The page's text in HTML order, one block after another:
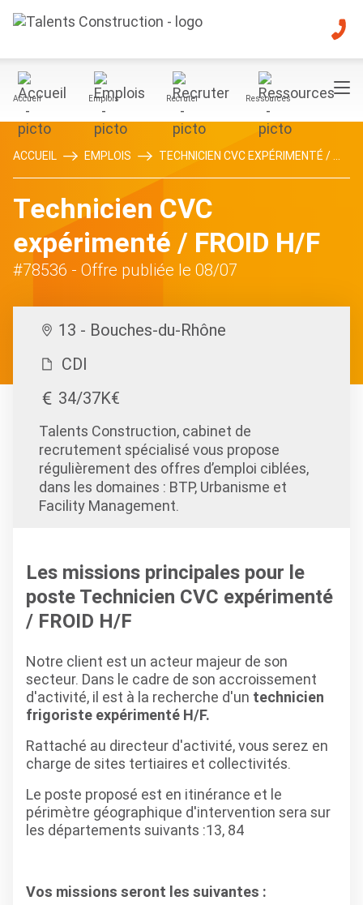
Accueil Emplois Recruter Ressources
ACCUEIL EMPLOIS TECHNICIEN CVC EXPÉRIMENTÉ / ...
Technicien CVC
expérimenté / FROID H/F
#78536 - Offre publiée le 08/07
13 - Bouches-du-Rhône
CDI
34/37K€
Talents Construction, cabinet de
recrutement spécialisé vous propose
régulièrement des offres d’emploi ciblées,
dans les domaines : BTP, Urbanisme et
Facility Management.
Les missions principales pour le
poste Technicien CVC expérimenté
/ FROID H/F
Notre client est un acteur majeur de son
secteur. Dans le cadre de son accroissement
d'activité, il est à la recherche d'un technicien
frigoriste expérimenté H/F.
Rattaché au directeur d'activité, vous serez en
charge de sites tertiaires et collectivités.
Le poste proposé est en itinérance et le
périmètre géographique d'intervention sera sur
les départements suivants :13, 84
Vos missions seront les suivantes :